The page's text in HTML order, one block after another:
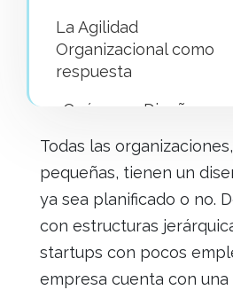
La Agilidad
Organizacional como
respuesta
¿Qué es un Diseño
Conclusión: Forjando el
Futuro Organizacional
🔥 ¿Estás listo para
transformar tu
organización?
Todas las
pequeñas, tienen un
ya sea planificado o no.
con estructuras
startups con pocos
empresa cuenta con una